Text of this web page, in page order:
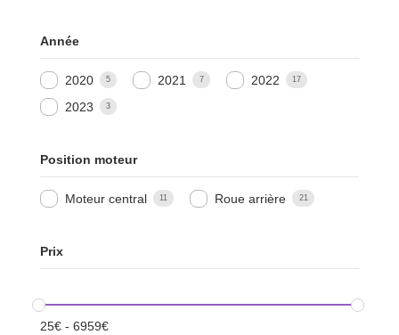
Année
2020 5 2021 7 2022 17
2023 3
Position moteur
Moteur central 11 Roue arrière 21
Prix
25€- 6959€